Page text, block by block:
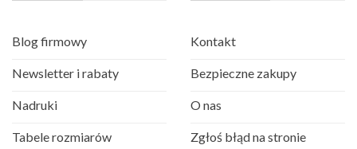
Blog firmowy
Newsletter i rabaty
Nadruki
Tabele rozmiarów
Kontakt
Bezpieczne zakupy
O nas
Zgłoś błąd na stronie